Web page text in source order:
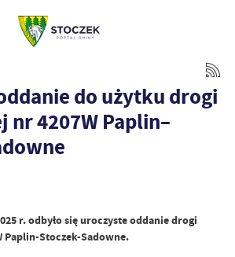
do użytku drogi
4207W Paplin–
r. odbyło się uroczyste oddanie drogi
Paplin-Stoczek-Sadowne.